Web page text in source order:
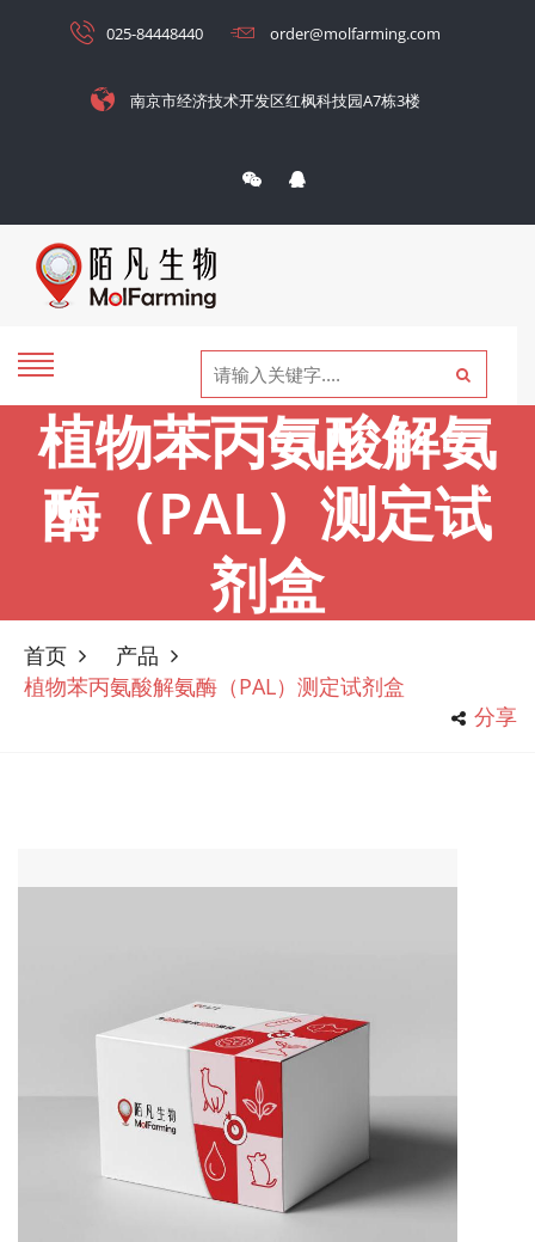
025-84448440 order@molfarming.com
南京市经济技术开发区红枫科技园A7栋3楼
植物苯丙氨酸解氨
酶（PAL）测定试
剂盒
首页
产品
植物苯丙氨酸解氨酶（PAL）测定试剂盒
分享